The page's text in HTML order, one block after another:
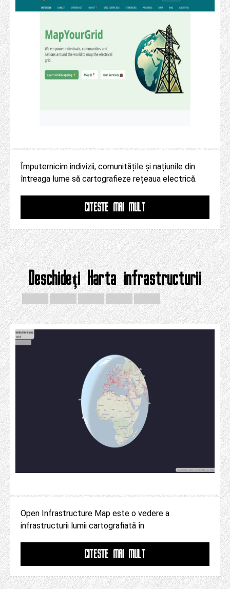
Împuternicim indivizii, comunitățile și națiunile din
întreaga lume să cartografieze rețeaua electrică.
CITESTE MAI MULT
Deschideți Harta infrastructurii
Open Infrastructure Map este o vedere a
infrastructurii lumii cartografiată în
CITESTE MAI MULT